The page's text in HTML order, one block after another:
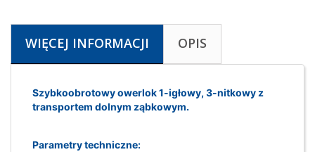
WIĘCEJ INFORMACJI OPIS
Szybkoobrotowy owerlok 1-igłowy, 3-nitkowy z
transportem dolnym ząbkowym.
Parametry techniczne: